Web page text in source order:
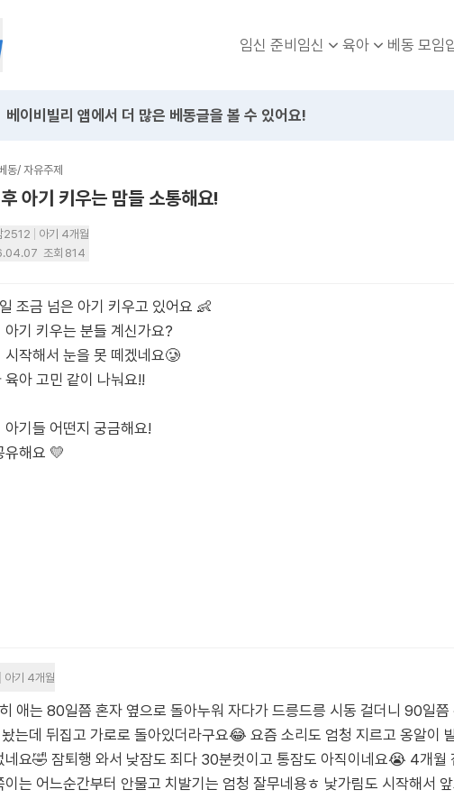
임신 준비임신 육아 베동 모임
베이비빌리 앱에서 더 많은 베동글을 볼 수 있어요!
동/ 자유주제
아기 키우는 맘들 소통해요!
2512
아기 4개월
조회 814
조금 넘은 아기 키우고 있어요 👶
아기 키우는 분들 계신가요?
시작해서 눈을 못 떼겠네요🥲
육아 고민 같이 나눠요!!
아기들 어떤지 궁금해요!
유해요 💛
아기 4개월
애는 80일쯤 혼자 옆으로 돌아누워 자다가 드릉드릉 시동 걸더니 90일
는데 뒤집고 가로로 돌아있더라구요😂 요즘 소리도 엄청 지르고 옹알이
네요🤣 잠퇴행 와서 낮잠도 죄다 30분컷이고 통잠도 아직이네요😭 4개월
이는 어느순간부터 안물고 치발기는 엄청 잘무네용ㅎ 낯가림도 시작해서